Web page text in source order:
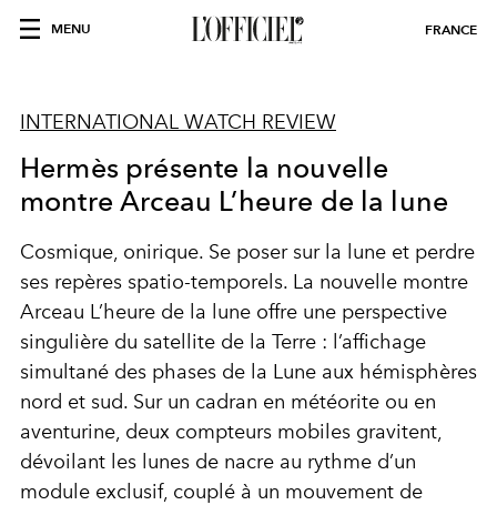
MENU FRANCE
INTERNATIONAL WATCH REVIEW
Hermès présente la nouvelle
montre Arceau L’heure de la lune
Cosmique, onirique. Se poser sur la lune et perdre
ses repères spatio-temporels. La nouvelle montre
Arceau L’heure de la lune offre une perspective
singulière du satellite de la Terre : l’affichage
simultané des phases de la Lune aux hémisphères
nord et sud. Sur un cadran en météorite ou en
aventurine, deux compteurs mobiles gravitent,
dévoilant les lunes de nacre au rythme d’un
module exclusif, couplé à un mouvement de